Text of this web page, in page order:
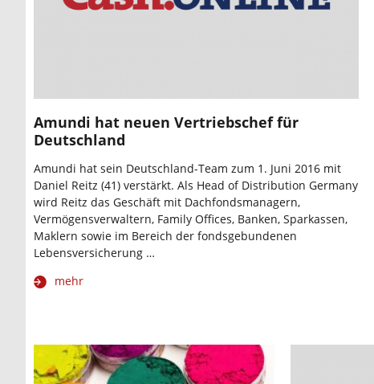
Amundi hat neuen Vertriebschef für
Deutschland
Amundi hat sein Deutschland-Team zum 1. Juni 2016 mit
Daniel Reitz (41) verstärkt. Als Head of Distribution Germany
wird Reitz das Geschäft mit Dachfondsmanagern,
Vermögensverwaltern, Family Offices, Banken, Sparkassen,
Maklern sowie im Bereich der fondsgebundenen
Lebensversicherung …
mehr